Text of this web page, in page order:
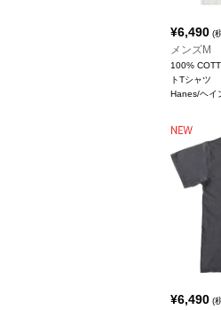
¥6,490 (
メンズM
100%
トTシャツ
Hanes/ヘイ
¥6,490 (